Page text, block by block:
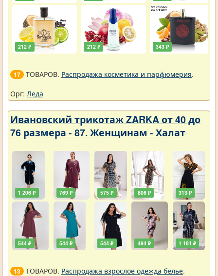
212 ₽ 212 ₽ 343 ₽
17 ТОВАРОВ. Распродажа косметика и парфюмерия.
Орг: Леда
Ивановский трикотаж ZARKA от 40 до
76 размера - 87. Женщинам - Халат
1 206 ₽
544 ₽
769 ₽
544 ₽
575 ₽
544 ₽
806 ₽
494 ₽
313 ₽
1 181 ₽
13 ТОВАРОВ. Распродажа взрослое одежда белье.